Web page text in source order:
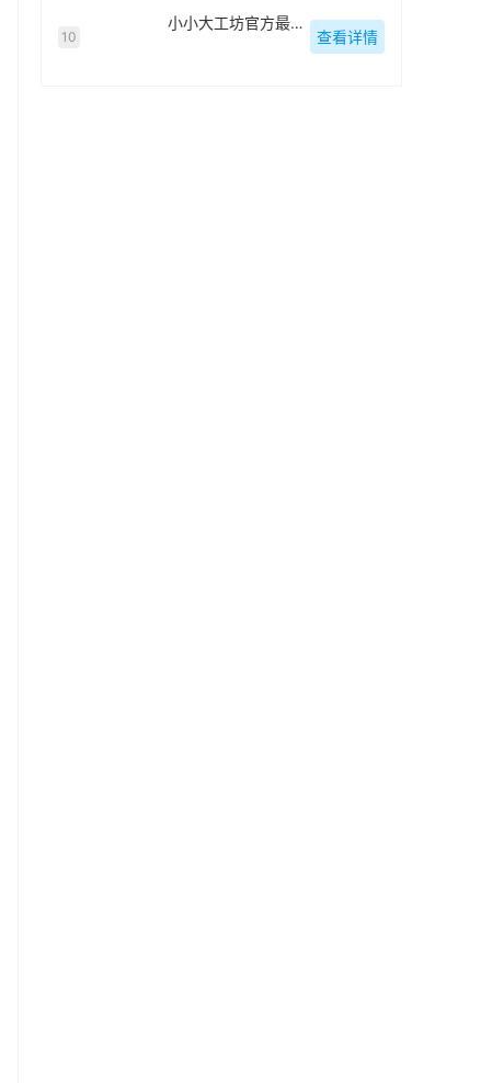
10
小小大工坊官方最新版
查看详情